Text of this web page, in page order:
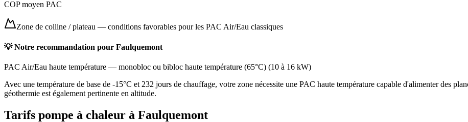
COP moyen PAC
Zone de colline / plateau — conditions favorables pour les PAC Air/Eau classiques
💡 Notre recommandation pour Faulquemont
PAC Air/Eau haute température — monobloc ou bibloc haute température (65°C) (10 à 16 kW)
Avec une température de base de -15°C et 232 jours de chauffage, votre zone nécessite une PAC haute température capable d'alimenter des
géothermie est également pertinente en altitude.
Tarifs pompe à chaleur à Faulquemont